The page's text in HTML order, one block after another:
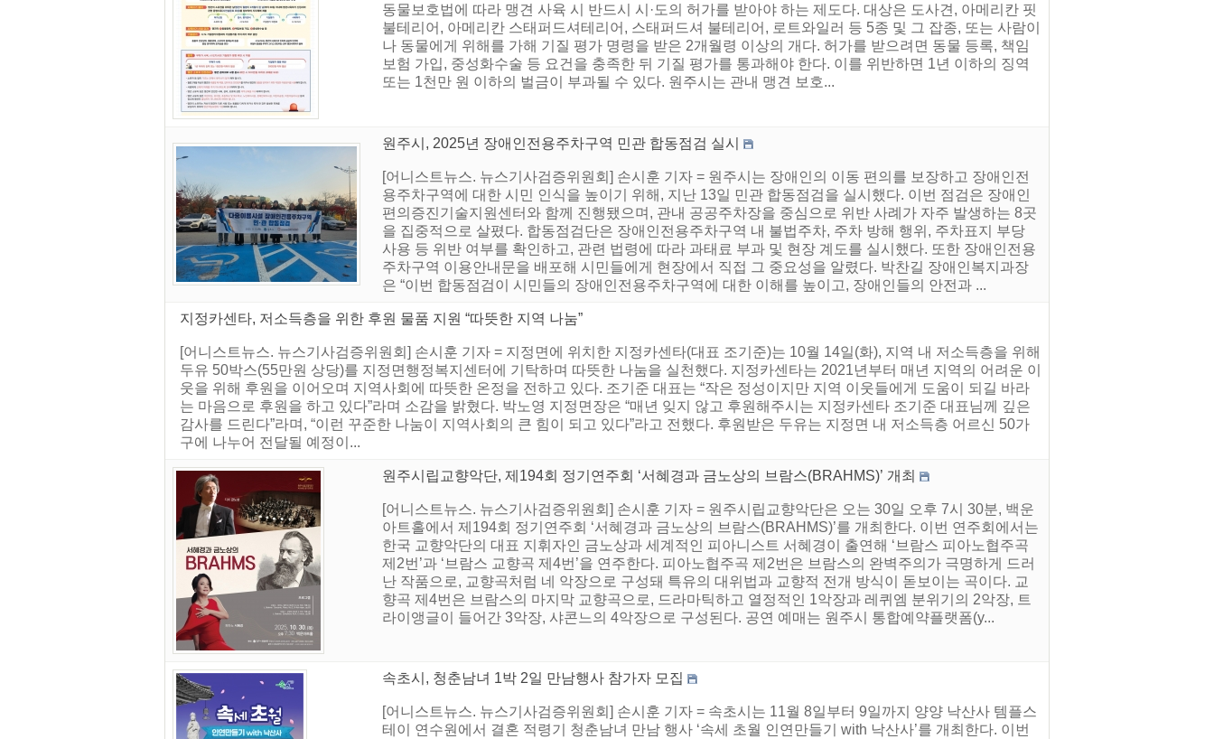
동물보호법에 따라 맹견 사육 시 반드시 시·도의 허가를 받아야 하는 제도다. 대상은 도사견, 아메리칸 핏
불테리어, 아메리칸 스태퍼드셔테리어, 스태퍼드셔 불테리어, 로트와일러 등 5종 및 그 잡종, 또는 사람이
나 동물에게 위해를 가해 기질 평가 명령을 받은 2개월령 이상의 개다. 허가를 받으려면 동물 등록, 책임
보험 가입, 중성화수술 등 요건을 충족한 뒤 기질 평가를 통과해야 한다. 이를 위반하면 1년 이하의 징역
또는 1천만 원 이하의 벌금이 부과될 수 있다. 원주시는 관내 맹견 보호...
원주시, 2025년 장애인전용주차구역 민관 합동점검 실시
[어니스트뉴스. 뉴스기사검증위원회] 손시훈 기자 = 원주시는 장애인의 이동 편의를 보장하고 장애인전
용주차구역에 대한 시민 인식을 높이기 위해, 지난 13일 민관 합동점검을 실시했다. 이번 점검은 장애인
편의증진기술지원센터와 함께 진행됐으며, 관내 공공주차장을 중심으로 위반 사례가 자주 발생하는 8곳
을 집중적으로 살폈다. 합동점검단은 장애인전용주차구역 내 불법주차, 주차 방해 행위, 주차표지 부당
사용 등 위반 여부를 확인하고, 관련 법령에 따라 과태료 부과 및 현장 계도를 실시했다. 또한 장애인전용
주차구역 이용안내문을 배포해 시민들에게 현장에서 직접 그 중요성을 알렸다. 박찬길 장애인복지과장
은 “이번 합동점검이 시민들의 장애인전용주차구역에 대한 이해를 높이고, 장애인들의 안전과 ...
지정카센타, 저소득층을 위한 후원 물품 지원 “따뜻한 지역 나눔”
[어니스트뉴스. 뉴스기사검증위원회] 손시훈 기자 = 지정면에 위치한 지정카센타(대표 조기준)는 10월 14일(화), 지역 내 저소득층을 위해
두유 50박스(55만원 상당)를 지정면행정복지센터에 기탁하며 따뜻한 나눔을 실천했다. 지정카센타는 2021년부터 매년 지역의 어려운 이
웃을 위해 후원을 이어오며 지역사회에 따뜻한 온정을 전하고 있다. 조기준 대표는 “작은 정성이지만 지역 이웃들에게 도움이 되길 바라
는 마음으로 후원을 하고 있다”라며 소감을 밝혔다. 박노영 지정면장은 “매년 잊지 않고 후원해주시는 지정카센타 조기준 대표님께 깊은
감사를 드린다”라며, “이런 꾸준한 나눔이 지역사회의 큰 힘이 되고 있다”라고 전했다. 후원받은 두유는 지정면 내 저소득층 어르신 50가
구에 나누어 전달될 예정이...
원주시립교향악단, 제194회 정기연주회 ‘서혜경과 금노상의 브람스(BRAHMS)’ 개최
[어니스트뉴스. 뉴스기사검증위원회] 손시훈 기자 = 원주시립교향악단은 오는 30일 오후 7시 30분, 백운
아트홀에서 제194회 정기연주회 ‘서혜경과 금노상의 브람스(BRAHMS)’를 개최한다. 이번 연주회에서는
한국 교향악단의 대표 지휘자인 금노상과 세계적인 피아니스트 서혜경이 출연해 ‘브람스 피아노협주곡
제2번’과 ‘브람스 교향곡 제4번’을 연주한다. 피아노협주곡 제2번은 브람스의 완벽주의가 극명하게 드러
난 작품으로, 교향곡처럼 네 악장으로 구성돼 특유의 대위법과 교향적 전개 방식이 돋보이는 곡이다. 교
향곡 제4번은 브람스의 마지막 교향곡으로, 드라마틱하고 열정적인 1악장과 레퀴엠 분위기의 2악장, 트
라이앵글이 들어간 3악장, 샤콘느의 4악장으로 구성된다. 공연 예매는 원주시 통합예약플랫폼(y...
속초시, 청춘남녀 1박 2일 만남행사 참가자 모집
[어니스트뉴스. 뉴스기사검증위원회] 손시훈 기자 = 속초시는 11월 8일부터 9일까지 양양 낙산사 템플스
테이 연수원에서 결혼 적령기 청춘남녀 만남 행사 ‘속세 초월 인연만들기 with 낙산사’를 개최한다. 이번